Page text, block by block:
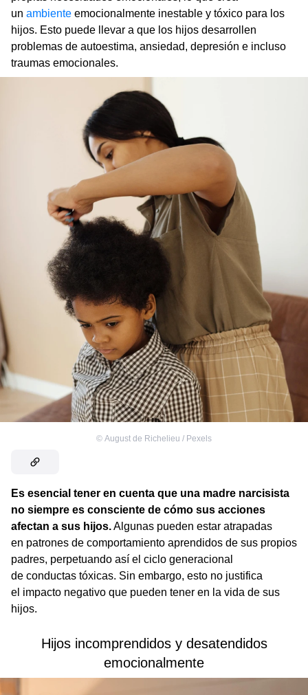
un ambiente emocionalmente inestable y tóxico para los
hijos. Esto puede llevar a que los hijos desarrollen
problemas de autoestima, ansiedad, depresión e incluso
traumas emocionales.
© August de Richelieu / Pexels
Es esencial tener en cuenta que una madre narcisista
no siempre es consciente de cómo sus acciones
afectan a sus hijos.Algunas pueden estar atrapadas
en patrones de comportamiento aprendidos de sus propios
padres, perpetuando así el ciclo generacional
de conductas tóxicas. Sin embargo, esto no justifica
el impacto negativo que pueden tener en la vida de sus
hijos.
Hijos incomprendidos y desatendidos
emocionalmente